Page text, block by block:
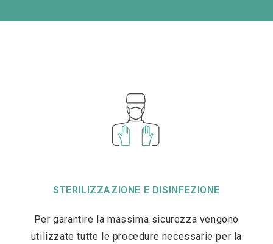
STERILIZZAZIONE E DISINFEZIONE
Per garantire la massima sicurezza vengono
utilizzate tutte le procedure necessarie per la